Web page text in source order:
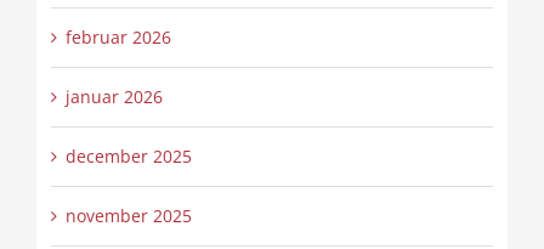
februar 2026
januar 2026
december 2025
november 2025